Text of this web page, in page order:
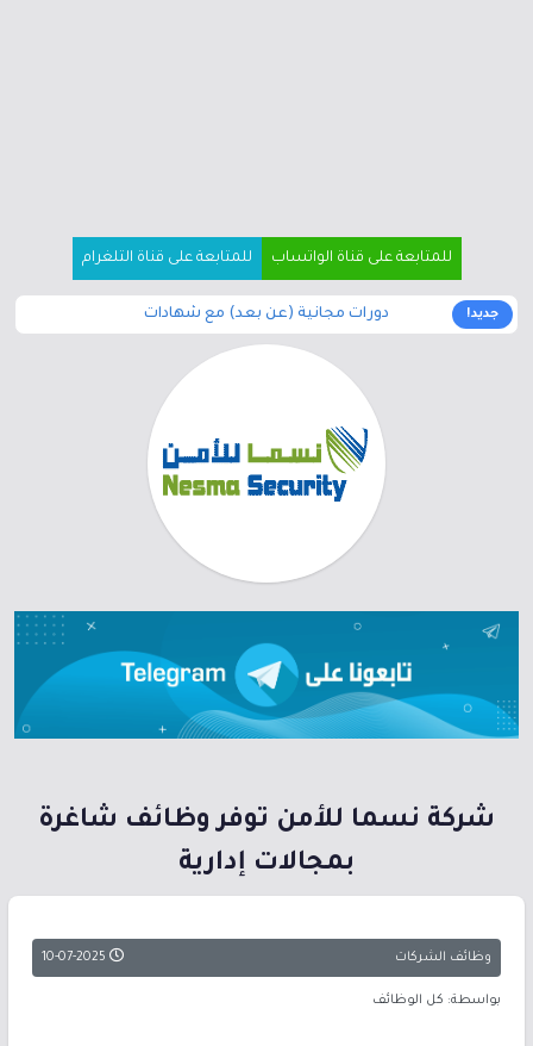
للمتابعة على قناة الواتساب للمتابعة على قناة التلغرام
جديد! دورات مجانية (عن بعد) مع شهادات
شركة نسما للأمن توفر وظائف شاغرة
بمجالات إدارية
وظائف الشركات 10-07-2025
بواسطة: كل الوظائف